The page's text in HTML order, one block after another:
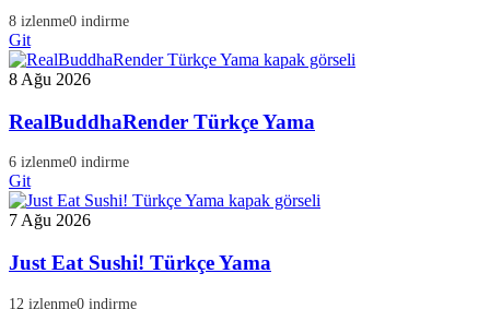
8 izlenme0 indirme
Git
8 Ağu 2026
RealBuddhaRender Türkçe Yama
6 izlenme0 indirme
Git
7 Ağu 2026
Just Eat Sushi! Türkçe Yama
12 izlenme0 indirme